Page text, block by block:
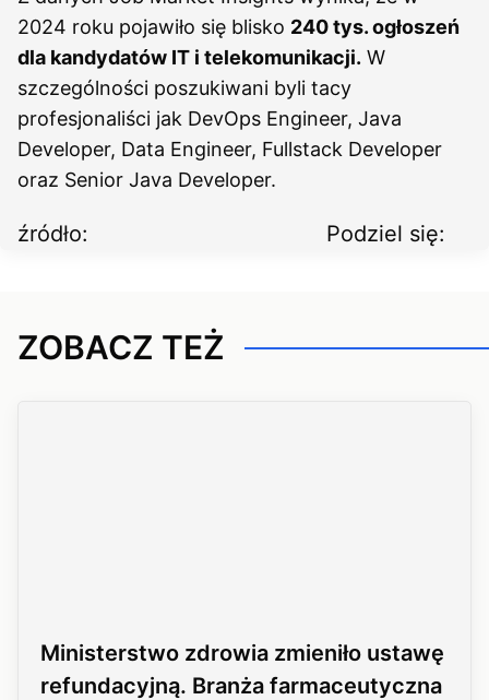
2024 roku pojawiło się blisko 240 tys. ogłoszeń
dla kandydatów IT i telekomunikacji. W
szczególności poszukiwani byli tacy
profesjonaliści jak DevOps Engineer, Java
Developer, Data Engineer, Fullstack Developer
oraz Senior Java Developer.
źródło: Podziel się:
ZOBACZ TEŻ
Ministerstwo zdrowia zmieniło ustawę
refundacyjną. Branża farmaceutyczna